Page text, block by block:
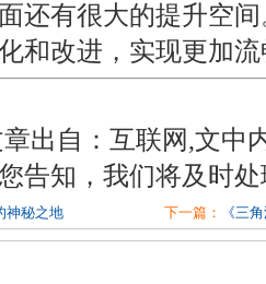
还有很大的提升空
和改进，实现更加
出自：互联网,文中
告知，我们将及时
神秘之地 下一篇： 《三